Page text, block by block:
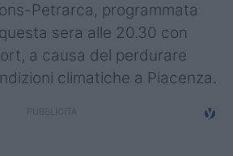
Petrarca, programmata
sera alle 20.30 con
a causa del perdurare
climatiche a Piacenza.